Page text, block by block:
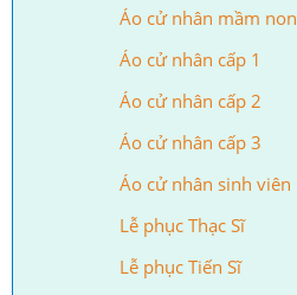
Áo cử nhân mầm non
Áo cử nhân cấp 1
Áo cử nhân cấp 2
Áo cử nhân cấp 3
Áo cử nhân sinh viên
Lễ phục Thạc Sĩ
Lễ phục Tiến Sĩ